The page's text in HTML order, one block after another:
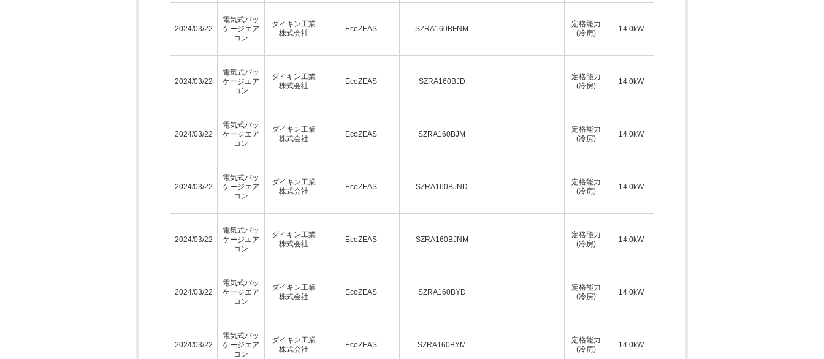
2024/03/22
電気式パッ
ケージエア
コン
ダイキン工業
株式会社
EcoZEAS SZRA160BFNM
定格能力
(冷房)
14.0kW
2024/03/22
電気式パッ
ケージエア
コン
ダイキン工業
株式会社
EcoZEAS SZRA160BJD
定格能力
(冷房)
14.0kW
2024/03/22
電気式パッ
ケージエア
コン
ダイキン工業
株式会社
EcoZEAS SZRA160BJM
定格能力
(冷房)
14.0kW
2024/03/22
電気式パッ
ケージエア
コン
ダイキン工業
株式会社
EcoZEAS SZRA160BJND
定格能力
(冷房)
14.0kW
2024/03/22
電気式パッ
ケージエア
コン
ダイキン工業
株式会社
EcoZEAS SZRA160BJNM
定格能力
(冷房)
14.0kW
2024/03/22
電気式パッ
ケージエア
コン
ダイキン工業
株式会社
EcoZEAS SZRA160BYD
定格能力
(冷房)
14.0kW
2024/03/22
電気式パッ
ケージエア
コン
ダイキン工業
株式会社
EcoZEAS SZRA160BYM
定格能力
(冷房)
14.0kW